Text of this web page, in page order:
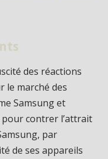
des réactions
le marché des
Samsung et
contrer l’attrait
par
de ses appareils